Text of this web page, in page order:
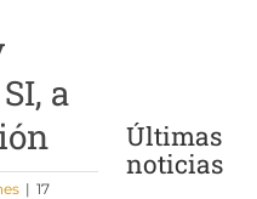
Fiestas
Promoción
a
| 17
Últimas
noticias